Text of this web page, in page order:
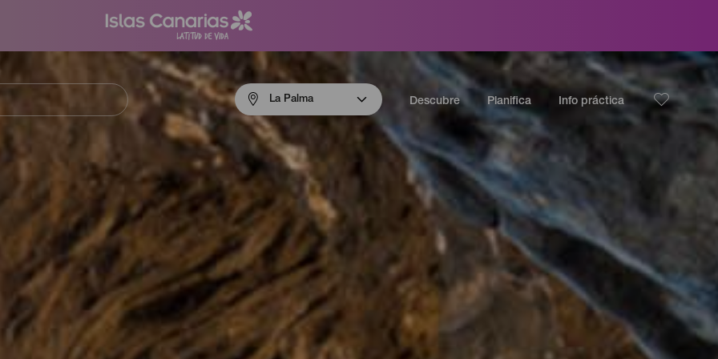
Menú
navigation
La Palma Descubre Planifica Info práctica